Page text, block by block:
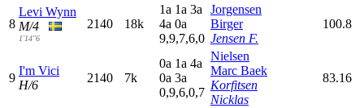
8
Levi Wynn
M/4
1'14"6
2140 18k
1a 1a 3a
4a 0a
9,9,7,6,0
Jorgensen
Birger
Jensen F.
100.8
9
I'm Vici
H/6
2140 7k
0a 1a 4a
0a 3a
0,9,6,0,7
Nielsen
Marc Baek
Korfitsen
Nicklas
83.16